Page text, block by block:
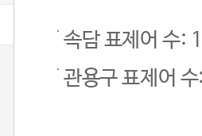
속담 표제어 수:
관용구 표제어